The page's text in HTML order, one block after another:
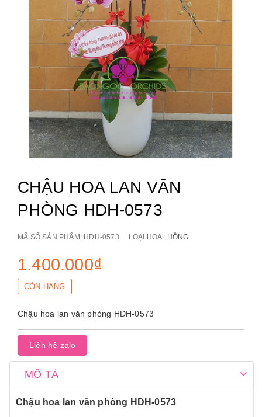
CHẬU HOA LAN VĂN
PHÒNG HDH-0573
MÃ SỐ SẢN PHẨM: HDH-0573 LOẠI HOA : HỒNG
1.400.000₫
CÒN HÀNG
Chậu hoa lan văn phòng HDH-0573
Liên hệ zalo
MÔ TẢ
Chậu hoa lan văn phòng HDH-0573